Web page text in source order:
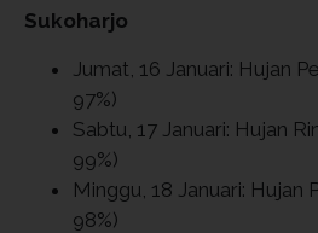
Sukoharjo
Jumat, 16 Januari: Hujan
97%)
Sabtu, 17 Januari: Hujan
99%)
Minggu, 18 Januari: Hujan
98%)